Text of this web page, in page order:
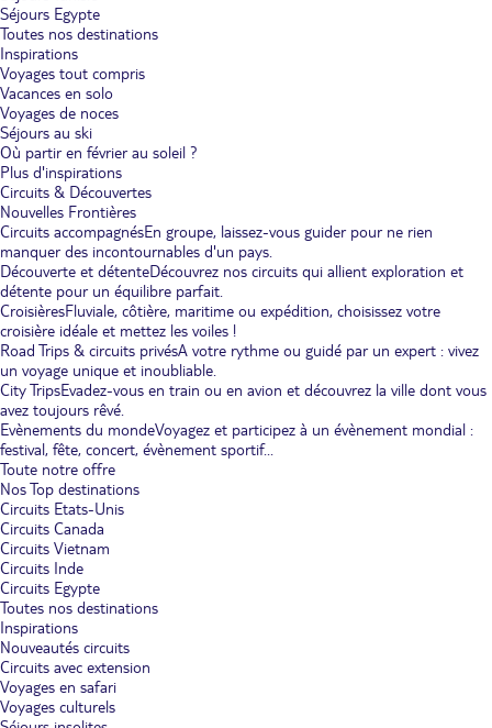
Séjours Egypte
Toutes nos destinations
Inspirations
Voyages tout compris
Vacances en solo
Voyages de noces
Séjours au ski
Où partir en février au soleil ?
Plus d'inspirations
Circuits & Découvertes
Nouvelles Frontières
Circuits accompagnésEn groupe, laissez-vous guider pour ne rien
manquer des incontournables d'un pays.
Découverte et détenteDécouvrez nos circuits qui allient exploration et
détente pour un équilibre parfait.
CroisièresFluviale, côtière, maritime ou expédition, choisissez votre
croisière idéale et mettez les voiles !
Road Trips & circuits privésA votre rythme ou guidé par un expert : vivez
un voyage unique et inoubliable.
City TripsEvadez-vous en train ou en avion et découvrez la ville dont vous
avez toujours rêvé.
Evènements du mondeVoyagez et participez à un évènement mondial :
festival, fête, concert, évènement sportif...
Toute notre offre
Nos Top destinations
Circuits Etats-Unis
Circuits Canada
Circuits Vietnam
Circuits Inde
Circuits Egypte
Toutes nos destinations
Inspirations
Nouveautés circuits
Circuits avec extension
Voyages en safari
Voyages culturels